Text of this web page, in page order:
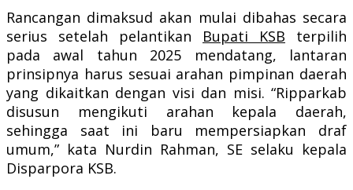
Rancangan dimaksud akan mulai dibahas secara
serius setelah pelantikan Bupati KSB terpilih
pada awal tahun 2025 mendatang, lantaran
prinsipnya harus sesuai arahan pimpinan daerah
yang dikaitkan dengan visi dan misi. “Ripparkab
disusun mengikuti arahan kepala daerah,
sehingga saat ini baru mempersiapkan draf
umum,” kata Nurdin Rahman, SE selaku kepala
Disparpora KSB.